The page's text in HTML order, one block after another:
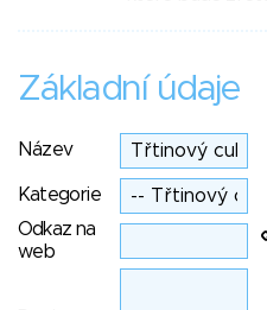
Základní údaje
Název
Kategorie
Odkaz na
web